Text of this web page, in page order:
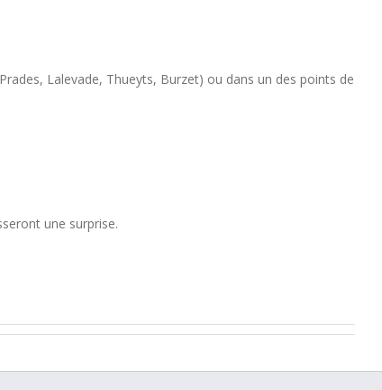
Lalevade, Thueyts, Burzet) ou dans un des points de
une surprise.